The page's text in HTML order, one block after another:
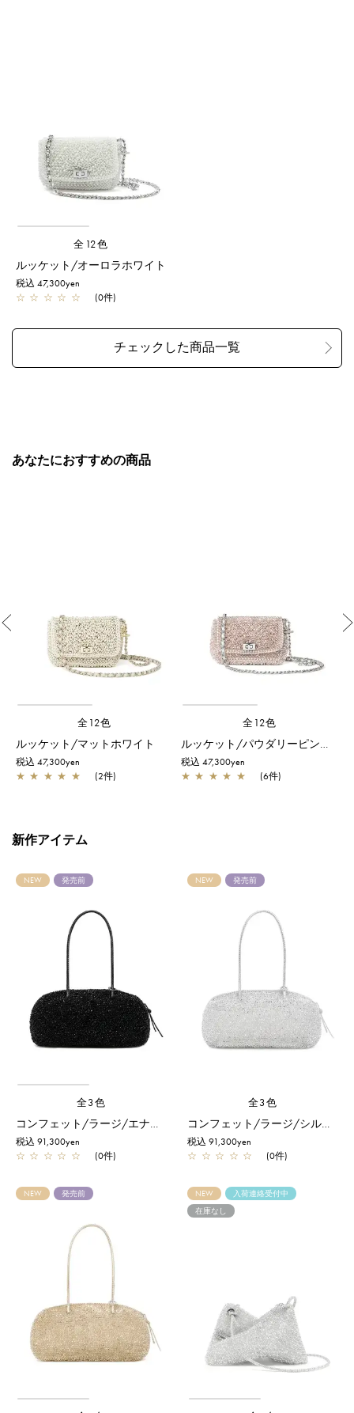
全12色
ルッケット/オーロラホワイト
税込 47,300yen
☆ ☆ ☆ ☆ ☆ (0件)
あなたにおすすめの商品
Previous
全12色
ルッケット/マットホワイト
税込 47,300yen
★ ★ ★ ★ ★ (2件)
全12色
ルッケット/パウダリーピンクシルバー
税込 47,300yen
★ ★ ★ ★ ★ (6件)
新作アイテム
NEW 発売前
全3色
コンフェット/ラージ/エナメルブラック
税込 91,300yen
☆ ☆ ☆ ☆ ☆ (0件)
NEW 発売前
全3色
コンフェット/ラージ/シルバー
税込 91,300yen
☆ ☆ ☆ ☆ ☆ (0件)
NEW 発売前 NEW
入荷連絡受付中
在庫なし